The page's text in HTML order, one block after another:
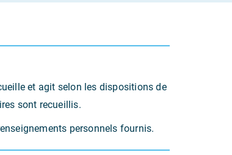
et agit selon les dispositions de
sont recueillis.
personnels fournis.